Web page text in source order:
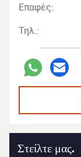
Επαφές:
Τηλ.:
Στείλτε μας.